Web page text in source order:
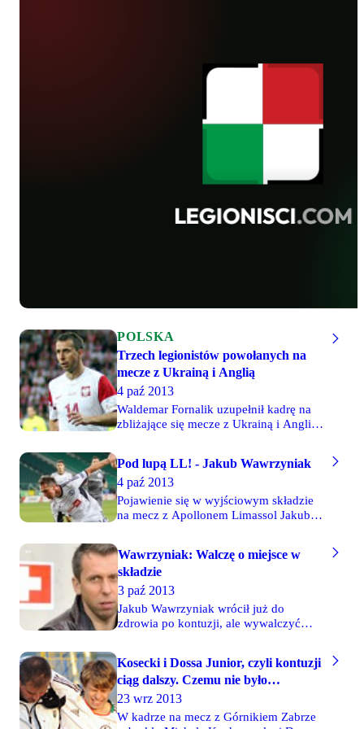
POLSKA
Trzech legionistów powołanych na
mecze z Ukrainą i Anglią
4 paź 2013
Waldemar Fornalik uzupełnił kadrę na
zbliżające się mecze z Ukrainą i Anglią
polskiej ligi są trzej legioniści - Tomasz
Jodłowiec, Jakub Rzeźniczak oraz
Jakub Wawrzyniak. Dodatkowo
selekcjoner zdecydował się wysłać
Pod lupą LL! - Jakub Wawrzyniak
4 paź 2013
Pojawienie się w wyjściowym składzie
na mecz z Apollonem Limassol Jakuba
ostatnich spotkaniach dobrze na lewym
skrzydle obrony grał Tomasz Brzyski.
Jan Urban postawił jednak na
"Wawrzyna". Lupa LL! obserwowała,
czy była to słuszna decyzja.
Wawrzyniak: Walczę o miejsce w
składzie
3 paź 2013
Jakub Wawrzyniak wrócił już do
zdrowia po kontuzji, ale wywalczyć
pokazywał się ostatnio Tomasz Brzyski.
"Od tygodnia trenuję normalnie z
zespołem. Wszystko jest w porządku,
jestem gotowy do gry i chciałbym w
czwartek wybiec na boisko. Ale
Kosecki i Dossa Junior, czyli kontuzji
ciąg dalszy. Czemu nie było
Kucharczyka?
23 wrz 2013
W kadrze na mecz z Górnikiem Zabrze